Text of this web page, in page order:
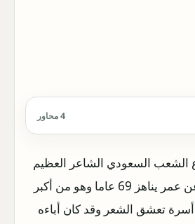
4 محاور
السعودي الشاعر العظيم
سعد بن جدلان اليوم، عن عمر يناهز 69 عاما وهو من أكبر
تعشق الشعر وقد كان أباءه